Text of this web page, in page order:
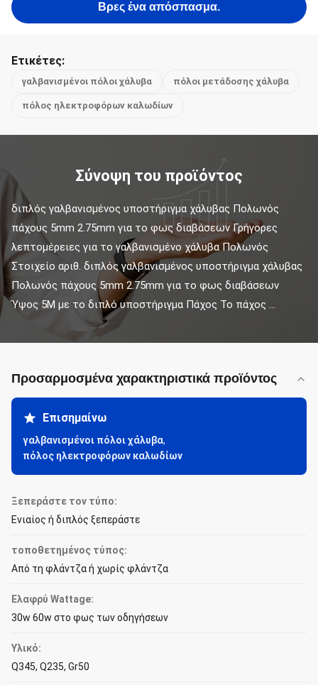
Βρες ένα απόσπασμα.
Ετικέτες:
γαλβανισμένοι πόλοι χάλυβα πόλοι μετάδοσης χάλυβα
πόλος ηλεκτροφόρων καλωδίων
Σύνοψη του προϊόντος
διπλός γαλβανισμένος υποστήριγμα χάλυβας Πολωνός
πάχους 5mm 2.75mm για το φως διαβάσεων Γρήγορες
λεπτομέρειες για το γαλβανισμένο χάλυβα Πολωνός
Στοιχείο αριθ. διπλός γαλβανισμένος υποστήριγμα χάλυβας
Πολωνός πάχους 5mm 2.75mm για το φως διαβάσεων
Ύψος 5M με το διπλό υποστήριγμα Πάχος Το πάχος ...
Προσαρμοσμένα χαρακτηριστικά προϊόντος
Επισημαίνω
γαλβανισμένοι πόλοι χάλυβα,
πόλος ηλεκτροφόρων καλωδίων
Ξεπεράστε τον τύπο:
Ενιαίος ή διπλός ξεπεράστε
τοποθετημένος τύπος:
Από τη φλάντζα ή χωρίς φλάντζα
Ελαφρύ Wattage:
30w 60w στο φως των οδηγήσεων
Υλικό:
Q345, Q235, Gr50